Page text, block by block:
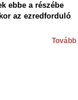
ebbe a részébe
az ezredforduló
Tovább